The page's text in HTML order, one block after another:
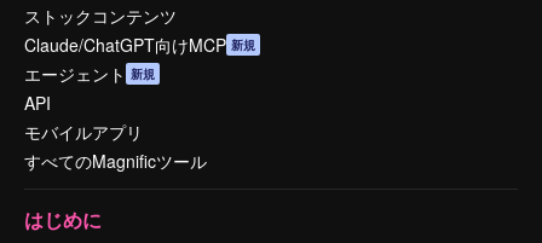
ストックコンテンツ
Claude/ChatGPT向けMCP 新規
エージェント 新規
API
モバイルアプリ
すべてのMagnificツール
はじめに